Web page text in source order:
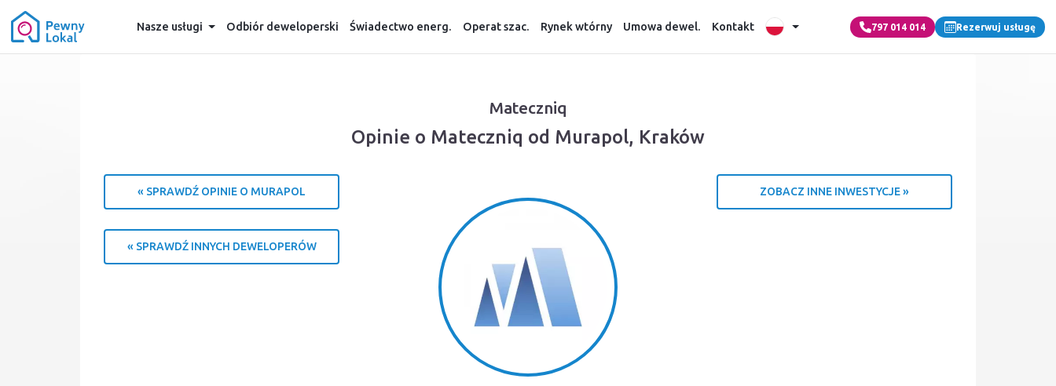
Nasze usługi Odbiór deweloperski Świadectwo energ. Operat szac. Rynek wtórny Umowa dewel. Kontakt 797 014 014 Rezerwuj usługę
Mateczniq
Opinie o Mateczniq od Murapol, Kraków
« SPRAWDŹ OPINIE O MURAPOL
« SPRAWDŹ INNYCH DEWELOPERÓW
ZOBACZ INNE INWESTYCJE »